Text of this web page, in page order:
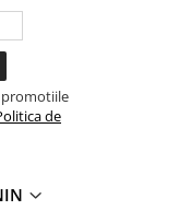
promotiile
de